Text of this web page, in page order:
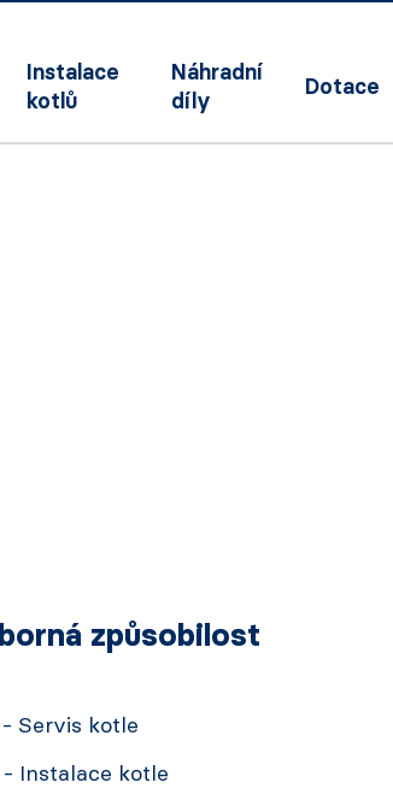
Instalace
kotlů
Náhradní
díly
Dotace
způsobilost
- Servis kotle
- Instalace kotle